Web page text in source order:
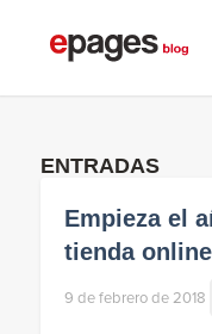
ENTRADAS
Empieza el
tienda online
9 de febrero de 2018